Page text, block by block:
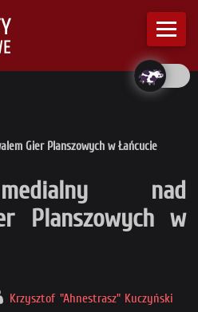
Gier Planszowych w Łańcucie
nad
Planszowych w
Krzysztof "Ahnestrasz" Kuczyński